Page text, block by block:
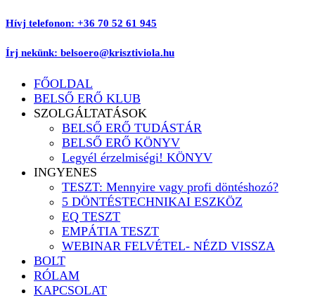
Ugrás
tartalomhoz
Hívj telefonon: +36 70 52 61 945
Írj nekünk: belsoero@krisztiviola.hu
FŐOLDAL
BELSŐ ERŐ KLUB
SZOLGÁLTATÁSOK
BELSŐ ERŐ TUDÁSTÁR
BELSŐ ERŐ KÖNYV
Legyél érzelmiségi! KÖNYV
INGYENES
TESZT: Mennyire vagy profi döntéshozó?
5 DÖNTÉSTECHNIKAI ESZKÖZ
EQ TESZT
EMPÁTIA TESZT
WEBINAR FELVÉTEL- NÉZD VISSZA
BOLT
RÓLAM
KAPCSOLAT